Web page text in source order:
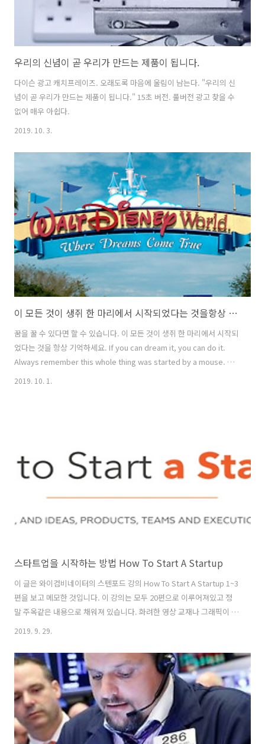
우리의 신념이 곧 우리가 만드는 제품이 됩니다.
다이슨 광고 캐치프레이즈. 오래도록 마음에 울림이 남는다. "우리의 신
념이 곧 우리가 만드는 제품이 됩니다." 15초 버전. 풀버전 광고 찾을 수
없어 매우 아쉽다.
2019. 10. 3.
이 모든 것이 생쥐 한 마리에서 시작되었다는 것을항상 기억하세요.
꿈을 꿀 수 있다면 할 수 있습니다. 이 모든 것이 생쥐 한 마리에서 시작되
었다는 것을 항상 기억하세요. If you can dream it, you can do it.
Always remember this whole thing was started by a mouse. 월
2019. 10. 1.
스타트업을 시작하는 방법 How To Start A Startup
이 글은 와이컴비네이터의 스텐포드 강의 How To Start A Startup 1~3
편을 보고 메모한 것입니다. 이 강의는 모두 20편으로 이루어져있고 정
말 주옥같은 내용으로 채워져 있습니다. 화려한 영상 교재나 그래픽이 등
장하지 않아도 그 어떤 강의보다 전달력이 뛰어나고 훌륭하다고 생각합
한글 자막을 입힌 영상을 무료로 서비스하고 있습니다. 처음 아이디어를
발굴하고 제품으로 만들어 가는 과정에 대한 샘 알트만(Sam Altman)과
폴 그레이엄(Paul Graham)의 강의는 이 강의 리스트의 백미입니다. 다
시 한 번 말씀 드리지만 이 글은 이 강의의 첫 1~3강을 보고 메모한 내용
입니다. _ TL;DR 고객과 시장을 먼저 생각해야 ..
2019. 9. 29.